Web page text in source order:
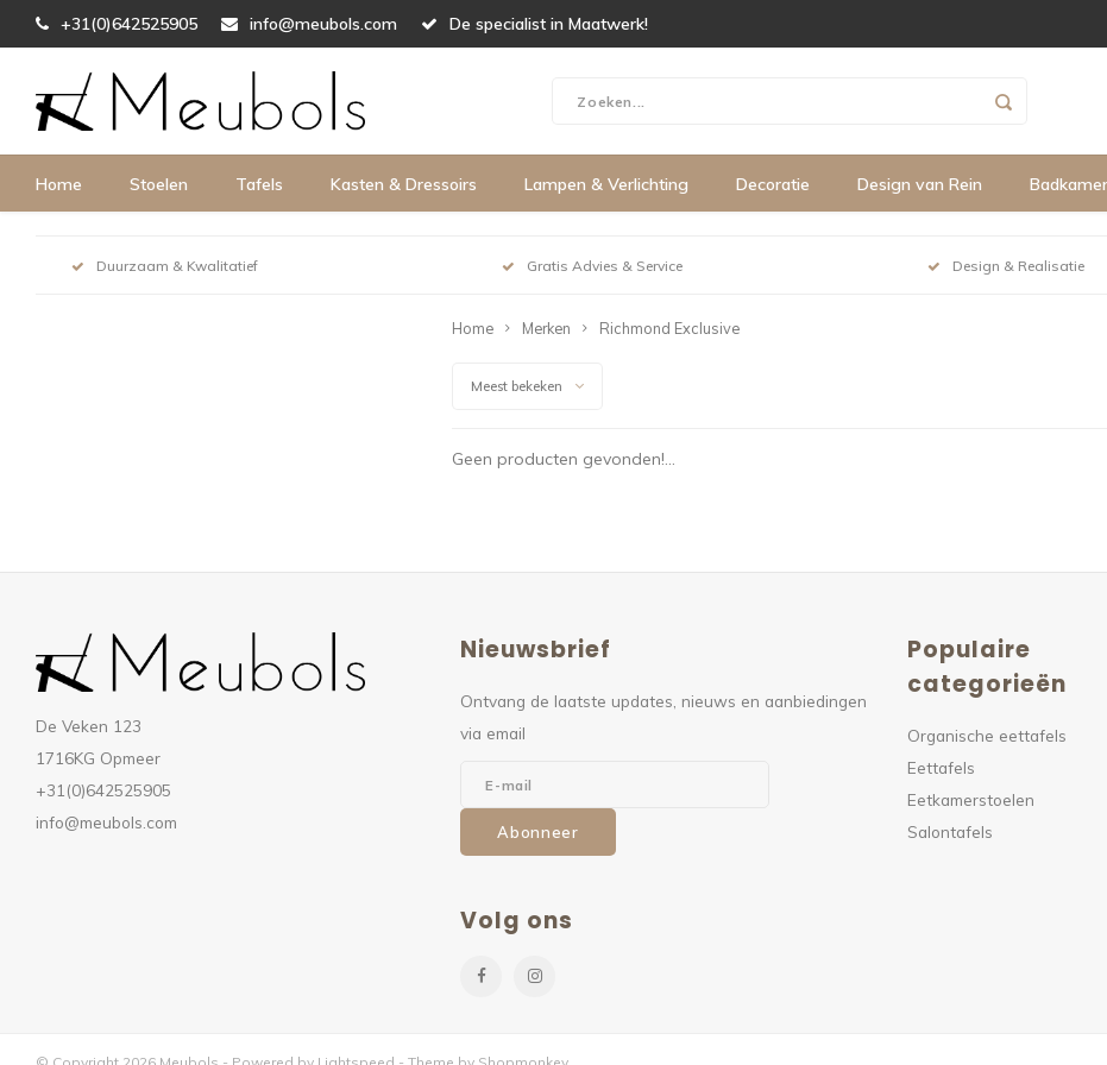
+31(0)642525905 info@meubols.com De specialist in Maatwerk!
Home Stoelen Tafels Kasten & Dressoirs Lampen & Verlichting Decoratie Design van Rein
Duurzaam & Kwalitatief Gratis Advies & Service Design & Realisatie
Home Merken Richmond Exclusive
Meest bekeken
Geen producten gevonden!...
De Veken 123
1716KG Opmeer
+31(0)642525905
info@meubols.com
Nieuwsbrief
Ontvang de laatste updates, nieuws en aanbiedingen
via email
Abonneer
Volg ons
Populaire
categorieën
Organische eettafels
Eettafels
Eetkamerstoelen
Salontafels